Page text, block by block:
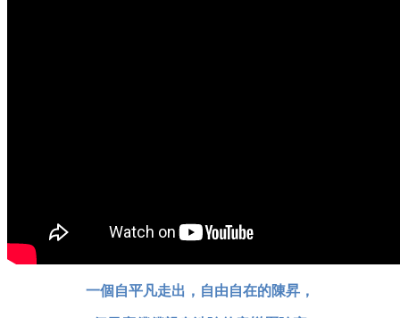
一個自平凡走出，自由自在的陳昇，